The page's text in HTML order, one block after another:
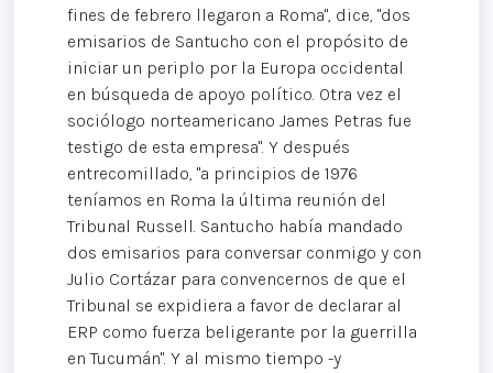
fines de febrero llegaron a Roma", dice, "dos
emisarios de Santucho con el propósito de
iniciar un periplo por la Europa occidental
en búsqueda de apoyo político. Otra vez el
sociólogo norteamericano James Petras fue
testigo de esta empresa". Y después
entrecomillado, "a principios de 1976
teníamos en Roma la última reunión del
Tribunal Russell. Santucho había mandado
dos emisarios para conversar conmigo y con
Julio Cortázar para convencernos de que el
Tribunal se expidiera a favor de declarar al
ERP como fuerza beligerante por la guerrilla
en Tucumán". Y al mismo tiempo -y